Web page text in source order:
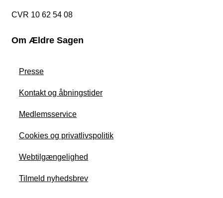
CVR 10 62 54 08
Om Ældre Sagen
Presse
Kontakt og åbningstider
Medlemsservice
Cookies og privatlivspolitik
Webtilgængelighed
Tilmeld nyhedsbrev